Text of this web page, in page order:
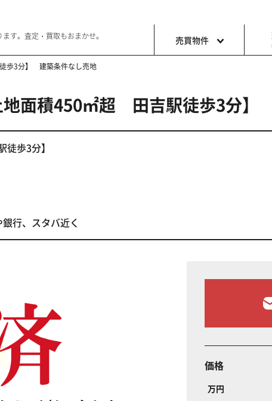
す。査定・買取もおまかせ。 売買物件
3分】 建築条件なし売地
積450㎡超 田吉駅徒歩3分】
歩3分】
行、スタバ近く
価格
万円